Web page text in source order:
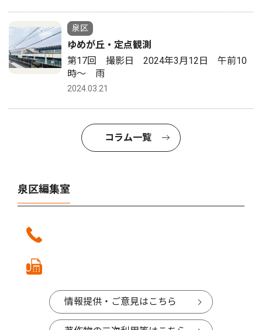
泉区
ゆめが丘・定点観測
第17回 撮影日 2024年3月12日 午前10
時〜 雨
2024.03.21
コラム一覧
泉区編集室
情報提供・ご意見はこちら